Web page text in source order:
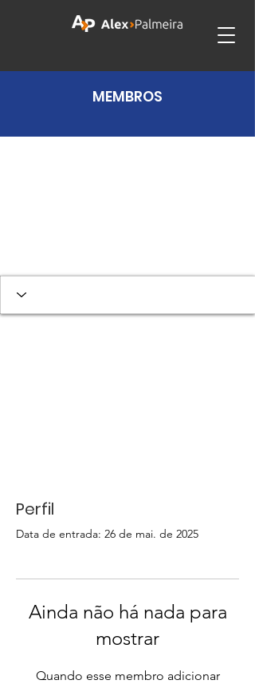
MEMBROS
Perfil
Data de entrada: 26 de mai. de 2025
Ainda não há nada para
mostrar
Quando esse membro adicionar